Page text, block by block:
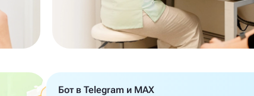
Бот в Telegram и MAX